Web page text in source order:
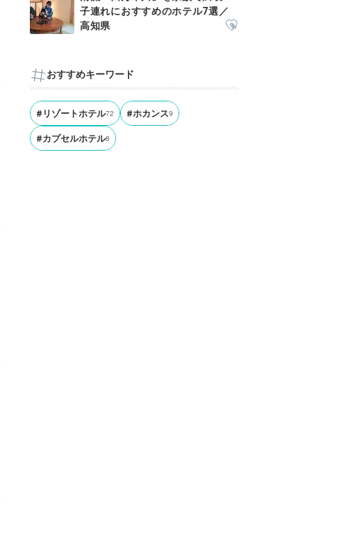
子連れにおすすめのホテル7選／
高知県
おすすめキーワード
#リゾートホテル72 #ホカンス9
#カプセルホテル8